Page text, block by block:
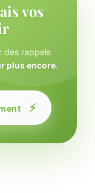
vos
des rappels
plus encore.
⚡